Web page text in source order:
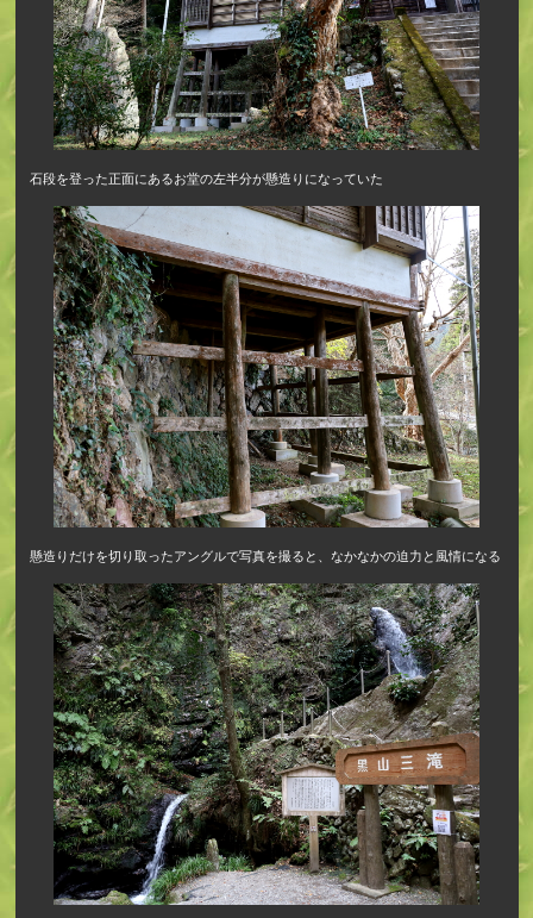
石段を登った正面にあるお堂の左半分が懸造りになっていた
懸造りだけを切り取ったアングルで写真を撮ると、なかなかの迫力と風情になる